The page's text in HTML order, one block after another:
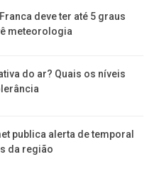
deve ter até 5 graus
meteorologia
do ar? Quais os níveis
publica alerta de temporal
da região